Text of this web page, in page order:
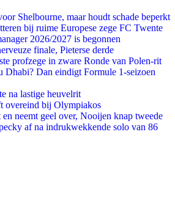
Shelbourne, maar houdt schade beperkt
bij ruime Europese zege FC Twente
2026/2027 is begonnen
finale, Pieterse derde
profzege in zware Ronde van Polen-rit
Dhabi? Dan eindigt Formule 1-seizoen
na lastige heuvelrit
overeind bij Olympiakos
neemt geel over, Nooijen knap tweede
af na indrukwekkende solo van 86